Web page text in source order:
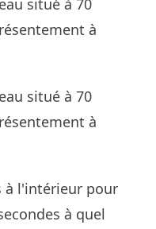
à l'intérieur pour
à quel